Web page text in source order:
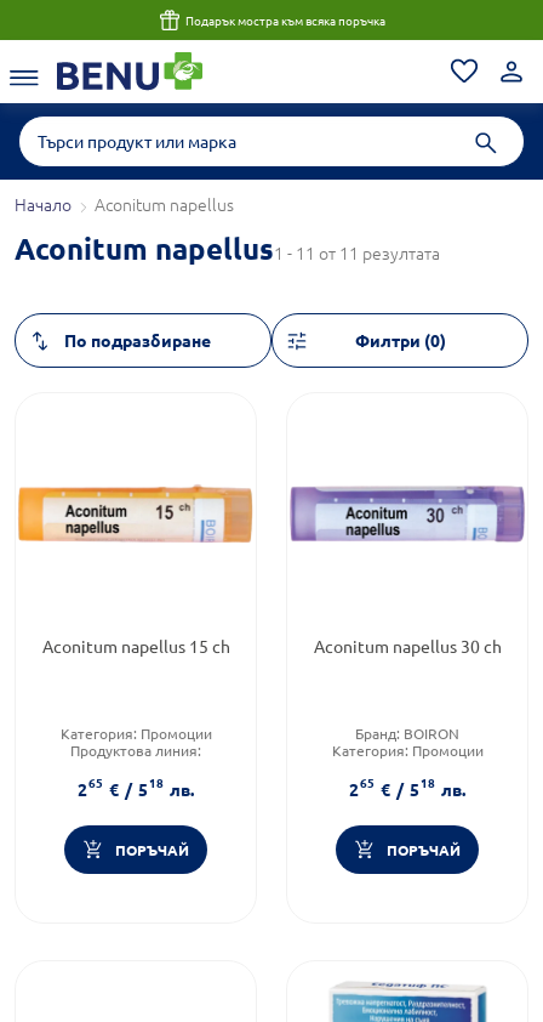
Подарък мостра към всяка поръчка
Начало Aconitum napellus
Aconitum napellus1 - 11 от 11 резултата
Филтри (0)
Aconitum napellus 15 ch
Категория: Промоции
Продуктова линия:
Форма на продукта:гранули
265 € / 518 лв.
ПОРЪЧАЙ
Aconitum napellus 30 ch
Бранд: BOIRON
Категория: Промоции
ACONITUM NAPELLUS
265 € / 518 лв.
ПОРЪЧАЙ